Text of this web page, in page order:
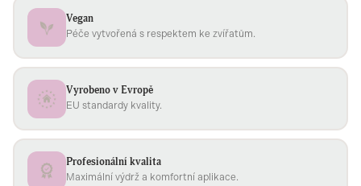
Vegan
Péče vytvořená s respektem ke zvířatům.
Vyrobeno v Evropě
EU standardy kvality.
Profesionální kvalita
Maximální výdrž a komfortní aplikace.